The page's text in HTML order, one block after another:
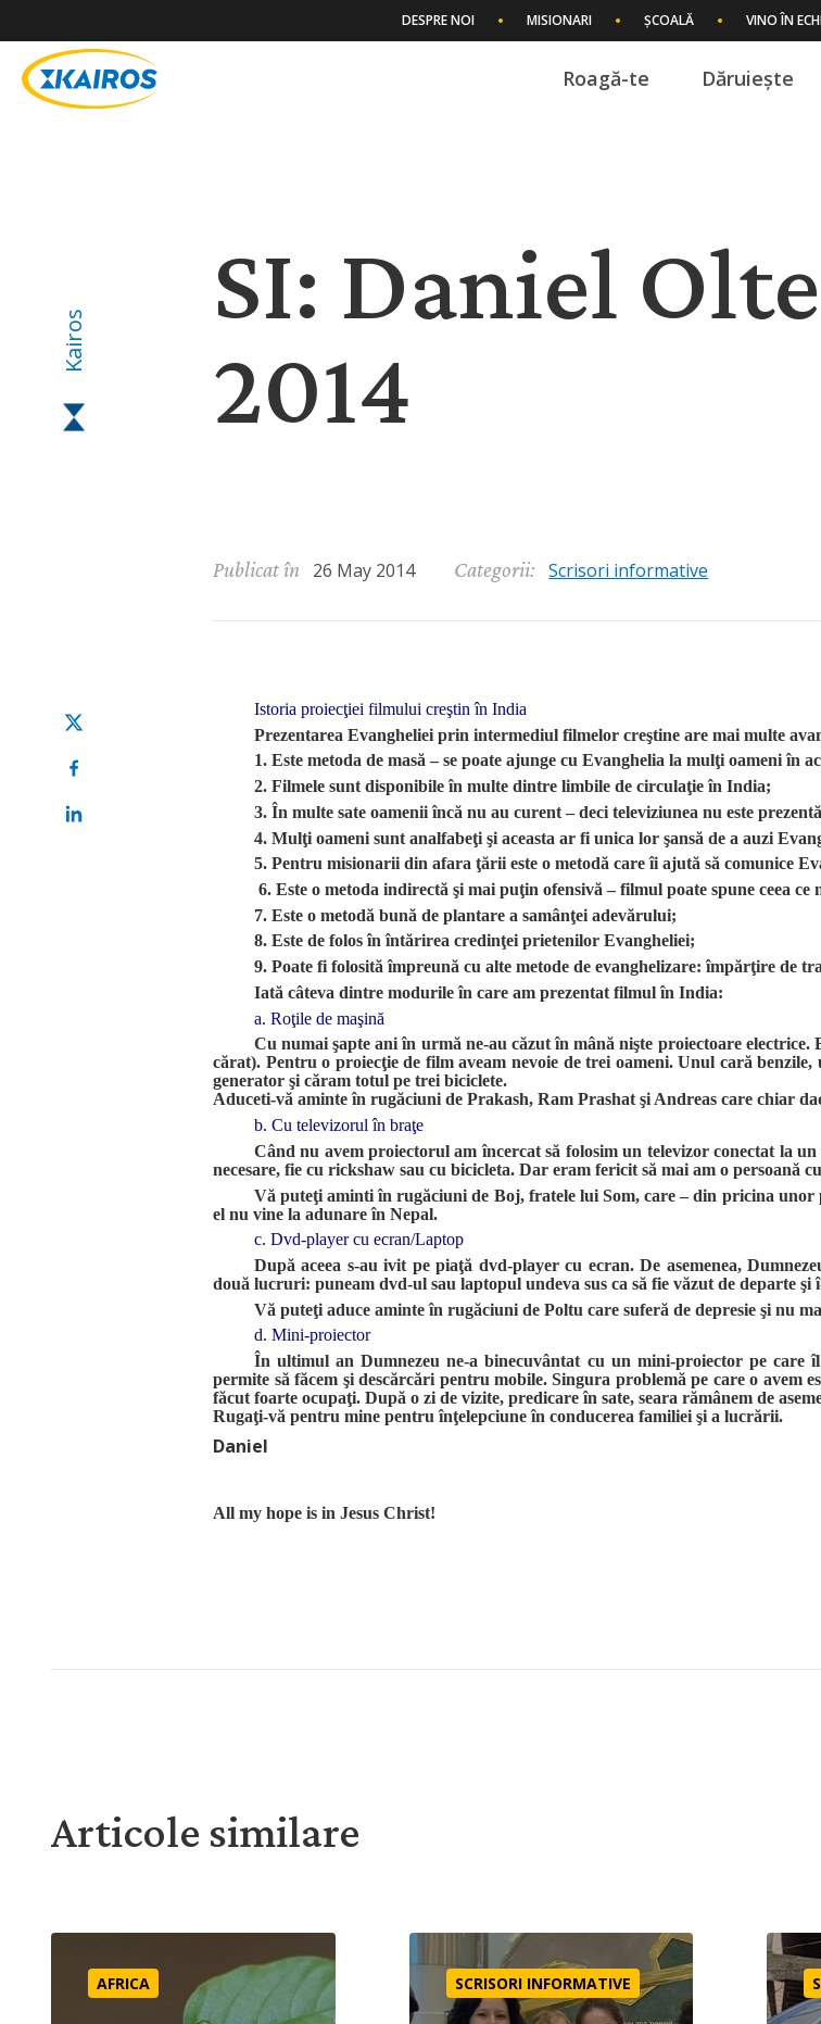
DESPRE NOI MISIONARI ȘCOALĂ VINO ÎN
Roagă-te Dăruiește
Kairos
SI: Daniel
2014
Publicat în 26 May 2014 Categorii: Scrisori informative
Istoria proiecţiei filmului creştin în India
Prezentarea Evangheliei prin intermediul filmelor creştine are mai multe
1.Este metoda de masă – se poate ajunge cu Evanghelia la mulţi oameni în
2. Filmele sunt disponibile în multe dintre limbile de circulaţie în India;
3. În multe sate oamenii încă nu au curent – deci televiziunea nu este
4. Mulţi oameni sunt analfabeţi şi aceasta ar fi unica lor şansă de a auzi
5. Pentru misionarii din afara ţării este o metodă care îi ajută să comunice
6. Este o metoda indirectă şi mai puţin ofensivă – filmul poate spune ceea
7. Este o metodă bună de plantare a samânţei adevărului;
8. Este de folos în întărirea credinţei prietenilor Evangheliei;
9. Poate fi folosită împreună cu alte metode de evanghelizare: împărţire de
Iată câteva dintre modurile în care am prezentat filmul în India:
a. Roţile de maşină
Cu numai şapte ani în urmă ne-au căzut în mână nişte proiectoare
cărat). Pentru o proiecţie de film aveam nevoie de trei oameni. Unul cară
generator şi căram totul pe trei biciclete.
Aduceti-vă aminte în rugăciuni de Prakash, Ram Prashat şi Andreas care chiar
b. Cu televizorul în braţe
Când nu avem proiectorul am încercat să folosim un televizor conectat la
necesare, fie cu rickshaw sau cu bicicleta. Dar eram fericit să mai am o persoană
Vă puteţi aminti în rugăciuni de Boj, fratele lui Som, care – din pricina
el nu vine la adunare în Nepal.
c. Dvd-player cu ecran/Laptop
După aceea s-au ivit pe piaţă dvd-player cu ecran. De asemenea,
două lucruri: puneam dvd-ul sau laptopul undeva sus ca să fie văzut de departe şi
Vă puteţi aduce aminte în rugăciuni de Poltu care suferă de depresie şi nu
d. Mini-proiector
În ultimul an Dumnezeu ne-a binecuvântat cu un mini-proiector pe care
permite să făcem şi descărcări pentru mobile. Singura problemă pe care o avem
făcut foarte ocupaţi. După o zi de vizite, predicare în sate, seara rămânem de
Rugaţi-vă pentru mine pentru înţelepciune în conducerea familiei şi a lucrării.
Daniel
All my hope is in Jesus Christ!
Articole similare
O privire în viața noastră “din pustietate”
AFRICA
Mai înainte ca să-I cereți
SCRISORI INFORMATIVE
Ajutor